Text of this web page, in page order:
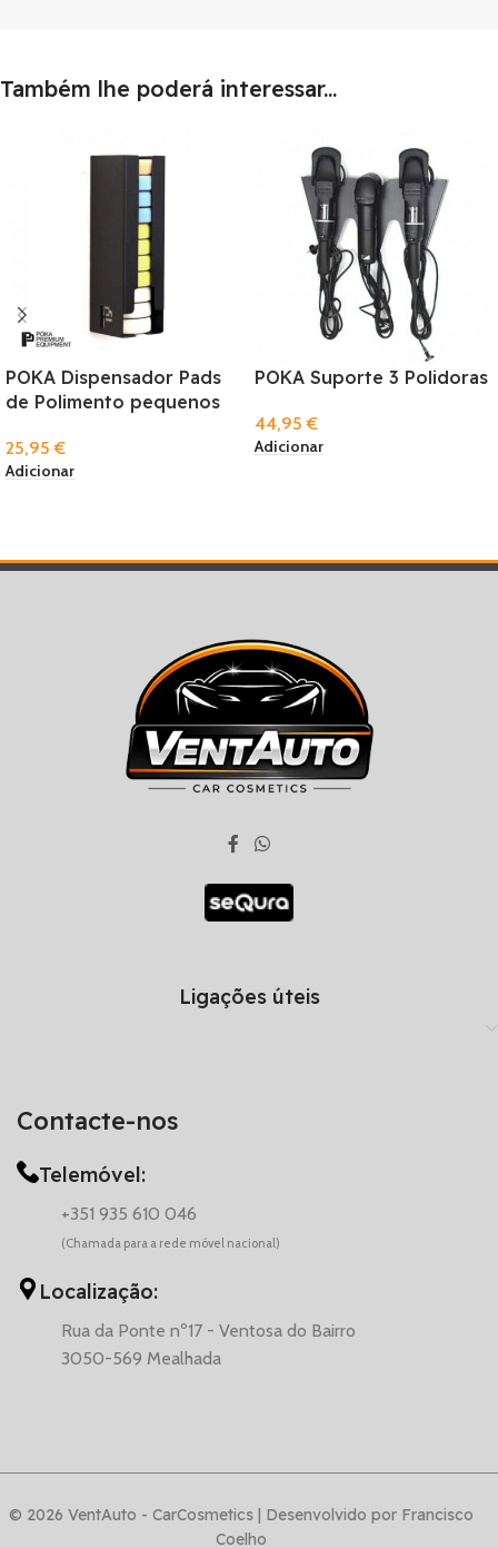
Também lhe poderá interessar...
POKA Dispensador Pads
de Polimento pequenos
25,95€
Adicionar
POKA Suporte 3 Polidoras
44,95€
Adicionar
Contacte-nos
Telemóvel:
+351 935 610 046
(Chamada para a rede móvel nacional)
Localização:
Rua da Ponte nº17 - Ventosa do Bairro
3050-569 Mealhada
Ligações úteis
© 2026 VentAuto - CarCosmetics | Desenvolvido por Francisco
Coelho